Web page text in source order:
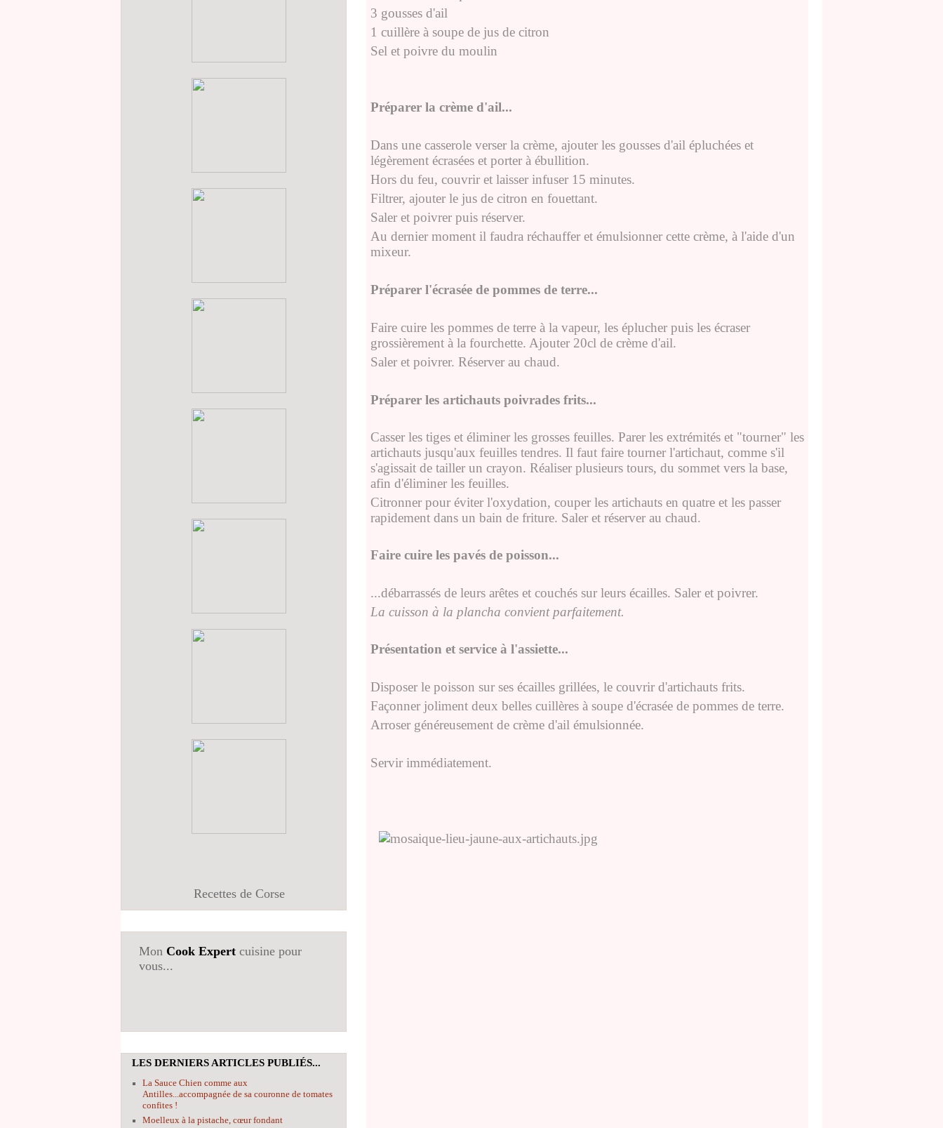
Recettes de Corse
Mon Cook Expert cuisine pour
vous...
LES DERNIERS ARTICLES PUBLIÉS...
La Sauce Chien comme aux
Antilles...accompagnée de sa couronne de tomates
confites !
Moelleux à la pistache, cœur fondant
3 gousses d'ail
1 cuillère à soupe de jus de citron
Sel et poivre du moulin
Préparer la crème d'ail...
Dans une casserole verser la crème, ajouter les gousses d'ail épluchées et
légèrement écrasées et porter à ébullition.
Hors du feu, couvrir et laisser infuser 15 minutes.
Filtrer, ajouter le jus de citron en fouettant.
Saler et poivrer puis réserver.
Au dernier moment il faudra réchauffer et émulsionner cette crème, à l'aide d'un
mixeur.
Préparer l'écrasée de pommes de terre...
Faire cuire les pommes de terre à la vapeur, les éplucher puis les écraser
grossièrement à la fourchette. Ajouter 20cl de crème d'ail.
Saler et poivrer. Réserver au chaud.
Préparer les artichauts poivrades frits...
Casser les tiges et éliminer les grosses feuilles. Parer les extrémités et "tourner" les
artichauts jusqu'aux feuilles tendres. Il faut faire tourner l'artichaut, comme s'il
s'agissait de tailler un crayon. Réaliser plusieurs tours, du sommet vers la base,
afin d'éliminer les feuilles.
Citronner pour éviter l'oxydation, couper les artichauts en quatre et les passer
rapidement dans un bain de friture. Saler et réserver au chaud.
Faire cuire les pavés de poisson...
...débarrassés de leurs arêtes et couchés sur leurs écailles. Saler et poivrer.
La cuisson à la plancha convient parfaitement.
Présentation et service à l'assiette...
Disposer le poisson sur ses écailles grillées, le couvrir d'artichauts frits.
Façonner joliment deux belles cuillères à soupe d'écrasée de pommes de terre.
Arroser généreusement de crème d'ail émulsionnée.
Servir immédiatement.